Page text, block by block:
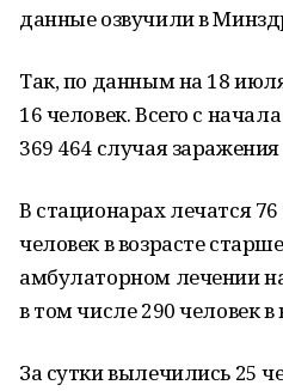
данные озвучили в
Так, по данным на 18
16 человек. Всего с
369 464 случая заражения
В стационарах лечатся
человек в возрасте
амбулаторном лечении
в том числе 290 человек в
За сутки вылечились 25